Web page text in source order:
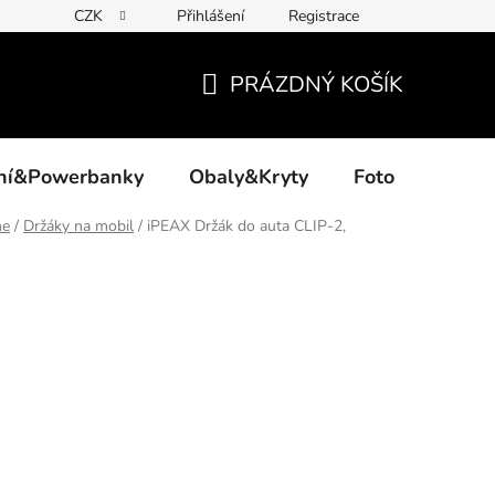
CZK Přihlášení Registrace
KOŠÍK
PRÁZDNÝ KOŠÍK
Obaly&Kryty Foto
/ Držáky na mobil / iPEAX Držák do auta CLIP-2,